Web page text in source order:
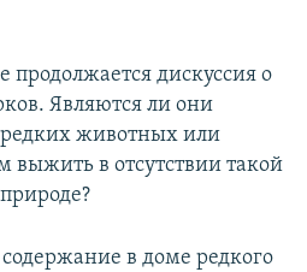
продолжается дискуссия о
Являются ли они
животных или
в отсутствии такой
в доме редкого